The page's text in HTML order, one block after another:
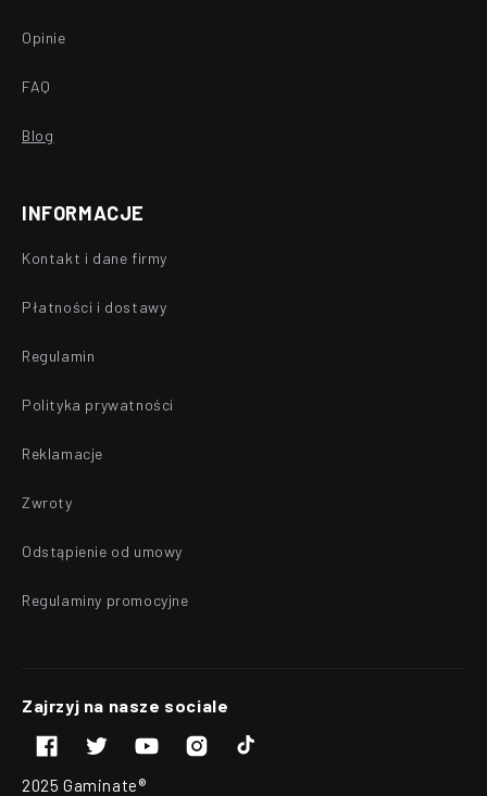
Opinie
FAQ
Blog
INFORMACJE
Kontakt i dane firmy
Płatności i dostawy
Regulamin
Polityka prywatności
Reklamacje
Zwroty
Odstąpienie od umowy
Regulaminy promocyjne
Zajrzyj na nasze sociale
Facebook
X
(Twitter)
YoutubeInstagramTikTok
2025 Gaminate®